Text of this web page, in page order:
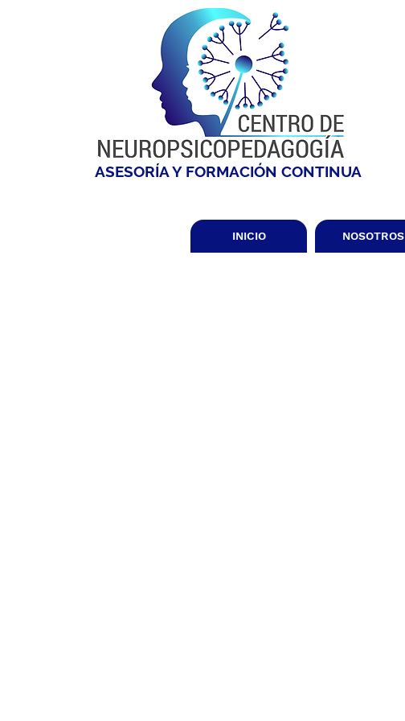
ASESORÍA Y FORMACIÓN CONTINUA
INICIO NOSOTROS